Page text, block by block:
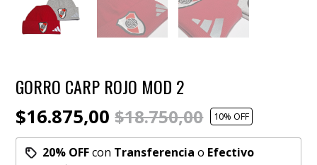
GORRO CARP ROJO MOD 2
$16.875,00$18.750,00 10% OFF
20% OFFcon Transferencia o Efectivo